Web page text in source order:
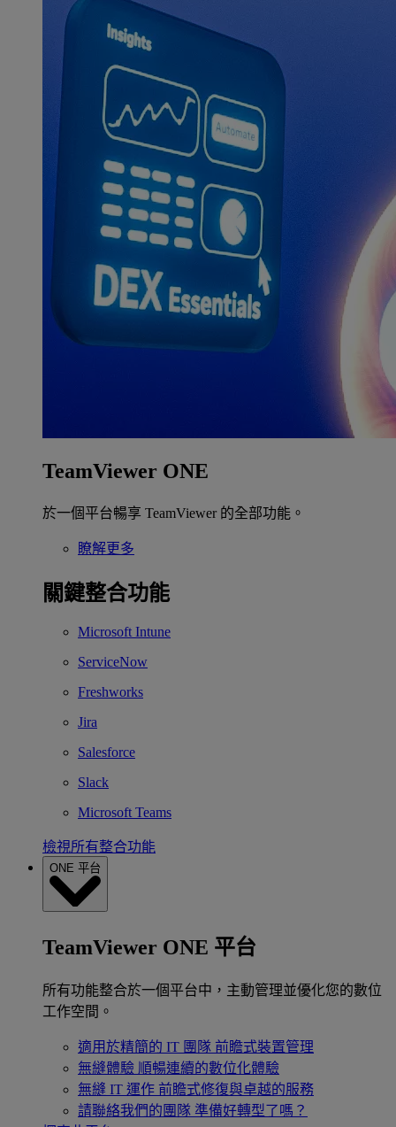
TeamViewer ONE
於一個平台暢享 TeamViewer 的全部功能。
瞭解更多
關鍵整合功能
Microsoft Intune
ServiceNow
Freshworks
Jira
Salesforce
Slack
Microsoft Teams
檢視所有整合功能
ONE 平台
TeamViewer ONE 平台
所有功能整合於一個平台中，主動管理並優化您的數位
工作空間。
適用於精簡的 IT 團隊 前瞻式裝置管理
無縫體驗 順暢連續的數位化體驗
無縫 IT 運作 前瞻式修復與卓越的服務
請聯絡我們的團隊 準備好轉型了嗎？